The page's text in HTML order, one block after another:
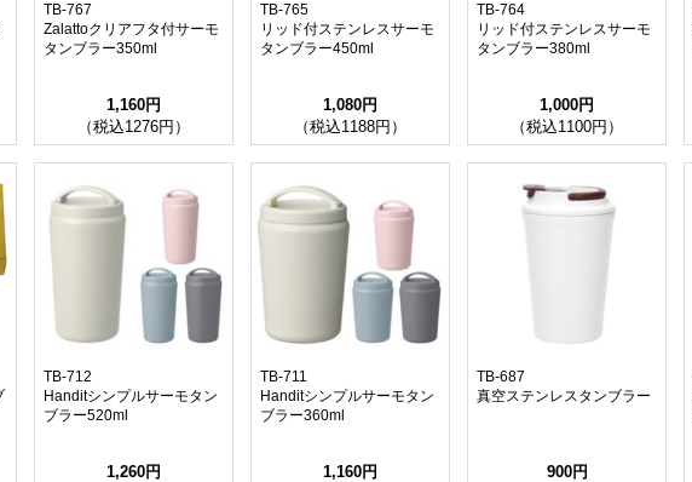
TB-767
Zalattoクリアフタ付サーモ
タンブラー350ml
1,160円
（税込1276円）
TB-765
リッド付ステンレスサーモ
タンブラー450ml
1,080円
（税込1188円）
TB-764
リッド付ステンレスサーモ
タンブラー380ml
1,000円
（税込1100円）
TB-712
Handitシンプルサーモタン
ブラー520ml
1,260円
TB-711
Handitシンプルサーモタン
ブラー360ml
1,160円
TB-687
真空ステンレスタンブラー
900円